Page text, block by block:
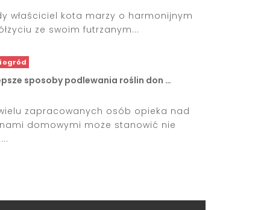
właściciel kota marzy o harmonijnym
ze swoim futrzanym...
ogród
sposoby podlewania roślin don …
zapracowanych osób opieka nad
domowymi może stanowić nie